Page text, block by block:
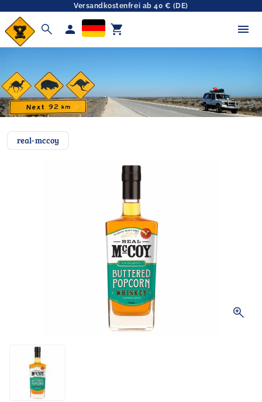
Versandkostenfrei ab 40 € (DE)
search person shopping_cart
real-mccoy
zoom_in